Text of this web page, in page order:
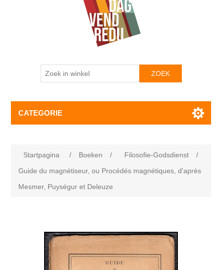
CATEGORIE
Startpagina / Boeken / Filosofie-Godsdienst
/
Guide du magnétiseur, ou Procédés magnétiques, d'après
Mesmer, Puységur et Deleuze